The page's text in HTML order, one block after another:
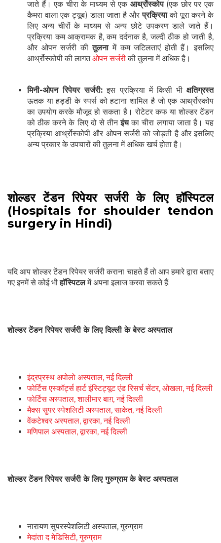
जाते हैं। एक चीरा के माध्यम से एक आर्थ्रोस्कोप(एक छोर पर एक
कैमरा वाला एक ट्यूब) डाला जाता है औरप्रक्रियाको पूरा करने के
लिए अन्य चीरों के माध्यम से अन्य छोटे उपकरण डाले जाते हैं।
प्रक्रिया कम आक्रामक है, कम दर्दनाक है, जल्दी ठीक हो जाती है,
और ओपन सर्जरी कीतुलनामें कम जटिलताएं होती हैं। इसलिए
आर्थ्रोस्कोपी की लागतओपन सर्जरीकी तुलना में अधिक है।
मिनी-ओपन रिपेयर सर्जरी: इस प्रक्रिया में किसी भी क्षतिग्रस्त
ऊतक या हड्डी के स्पर्स को हटाना शामिल है जो एक आर्थ्रोस्कोप
का उपयोग करके मौजूद हो सकता है। रोटेटर कफ या शोल्डर टेंडन
को ठीक करने के लिए दो से तीनइंचका चीरा लगाया जाता है। यह
प्रक्रिया आर्थ्रोस्कोपी और ओपन सर्जरी को जोड़ती है और इसलिए
अन्य प्रकार के उपचारों की तुलना में अधिक खर्च होता है।
शोल्डर टेंडन रिपेयर सर्जरी के लिए हॉस्पिटल
(Hospitals for shoulder tendon
surgery in Hindi)
यदि आप शोल्डर टेंडन रिपेयर सर्जरी कराना चाहते हैं तो आप हमारे द्वारा बताए
गए इनमें से कोई भीहॉस्पिटलमें अपना इलाज करवा सकते हैं:
शोल्डर टेंडन रिपेयर सर्जरी के लिए दिल्ली के बेस्ट अस्पताल
इंद्रप्रस्थ अपोलो अस्पताल, नई दिल्ली
फोर्टिस एस्कॉर्ट्स हार्ट इंस्टिट्यूट एंड रिसर्च सेंटर, ओखला, नई दिल्ली
फोर्टिस अस्पताल, शालीमार बाग़, नई दिल्ली
मैक्स सुपर स्पेशलिटी अस्पताल, साकेत, नई दिल्ली
वेंकटेश्वर अस्पताल, द्वारका, नई दिल्ली
मणिपाल अस्पताल, द्वारका, नई दिल्ली
शोल्डर टेंडन रिपेयर सर्जरी के लिए गुरुग्राम के बेस्ट अस्पताल
नारायण सुपरस्पेशलिटी अस्पताल, गुरुग्राम
मेदांता द मेडिसिटी, गुरुग्राम